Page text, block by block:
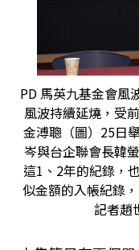
PD 馬英九基金會
風波持續延燒，受
金溥聰（圖）25日
岑與台企聯會長韓
這1、2年的紀錄，
似金額的入帳紀錄
記者趙